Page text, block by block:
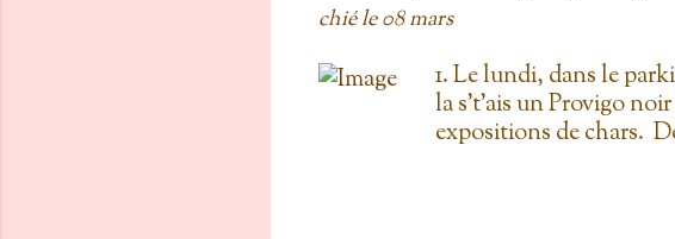
chié le08 mars
1. Le lundi, dans le
la s't'ais un Provigo
expositions de chars.
toi, on est lundi ''. Life